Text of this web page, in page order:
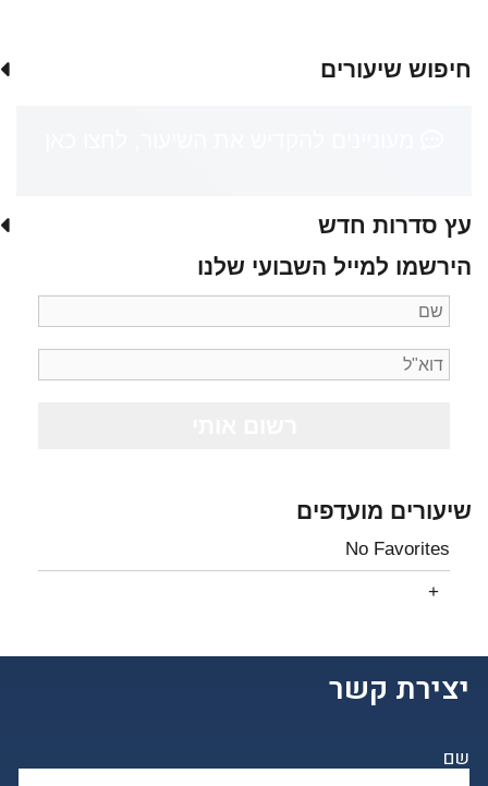
חיפוש שיעורים
עץ סדרות חדש
הירשמו למייל השבועי שלנו
שיעורים מועדפים
No Favorites
יצירת קשר
שם